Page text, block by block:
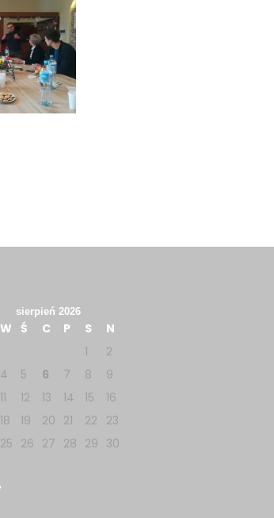
sierpień 2026
W Ś C P S
N
1
2
4 5 6 7 8
9
11 12 13 14 15
16
18 19 20 21 22
23
25 26 27 28 29 30